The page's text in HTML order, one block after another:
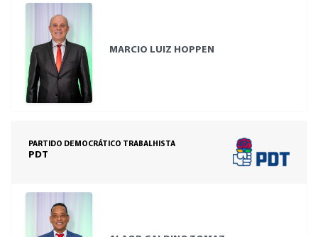
MARCIO LUIZ HOPPEN
PARTIDO DEMOCRÁTICO TRABALHISTA
PDT